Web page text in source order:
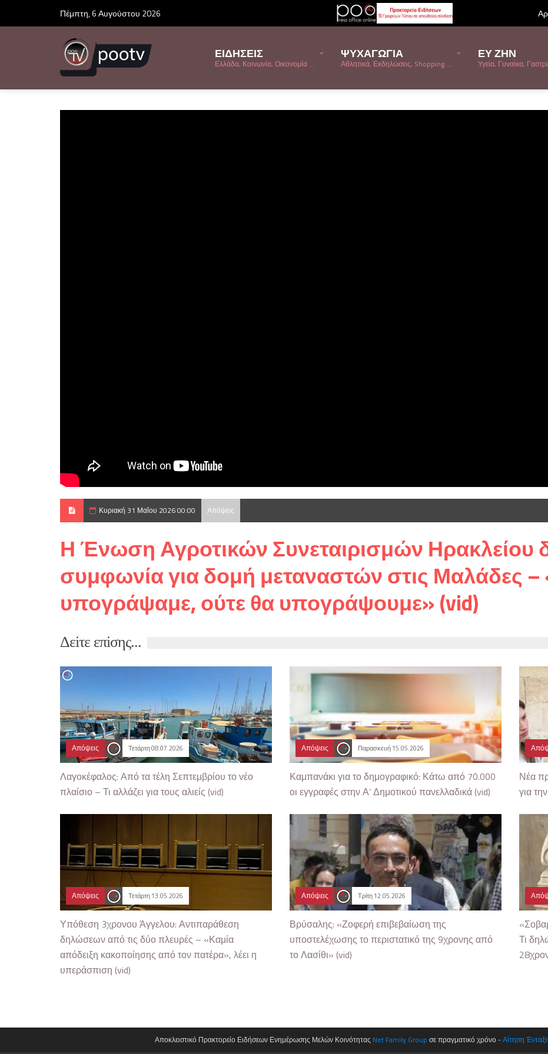
Πέμπτη, 6 Αυγούστου 2026
ΕΙΔΗΣΕΙΣ
Ελλάδα, Κοινωνία, Οικονομία ...
ΨΥΧΑΓΩΓΙΑ
Αθλητικά, Εκδηλώσεις, Shopping ...
ΕΥ ΖΗΝ
Υγεία, Γυναίκα,
Κυριακή 31 Μαΐου 2026 00:00 Απόψεις
Η Ένωση Αγροτικών Συνεταιρισμών Ηρακλείου
συμφωνία για δομή μεταναστών στις Μαλάδες –
υπογράψαμε, ούτε θα υπογράψουμε» (vid)
Δεiτε επiσης...
Απόψεις Τετάρτη 08.07.2026
Λαγοκέφαλος: Από τα τέλη Σεπτεμβρίου το νέο
πλαίσιο – Τι αλλάζει για τους αλιείς (vid)
Απόψεις Παρασκευή 15.05.2026
Καμπανάκι για το δημογραφικό: Κάτω από 70.000
οι εγγραφές στην Α’ Δημοτικού πανελλαδικά (vid)
Νέα
για
Απόψεις Τετάρτη 13.05.2026
Υπόθεση 3χρονου Άγγελου: Αντιπαράθεση
δηλώσεων από τις δύο πλευρές – «Καμία
απόδειξη κακοποίησης από τον πατέρα», λέει η
υπεράσπιση (vid)
Απόψεις Τρίτη 12.05.2026
Βρύσαλης: «Ζοφερή επιβεβαίωση της
υποστελέχωσης το περιστατικό της 9χρονης από
το Λασίθι» (vid)
Τι
Αποκλειστικό Πρακτορείο Ειδήσεων Ενημέρωσης Μελών Κοινότητας Net Family Group σε πραγματικό χρόνο -Αίτηση